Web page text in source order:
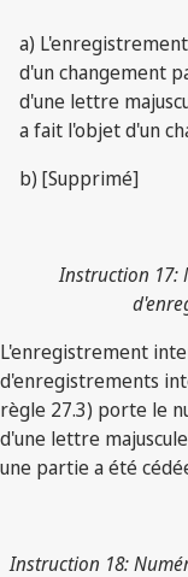
a)
d'un changement
d'une lettre
a fait l'objet d'un
b) [Supprimé]
Instruction 17:
L'enregistrement
d'enregistrements
règle 27.3) porte le
d'une lettre
une partie a été
Instruction 18: